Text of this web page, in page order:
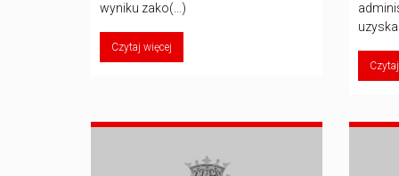
wyniku zako(...)
Czytaj więcej